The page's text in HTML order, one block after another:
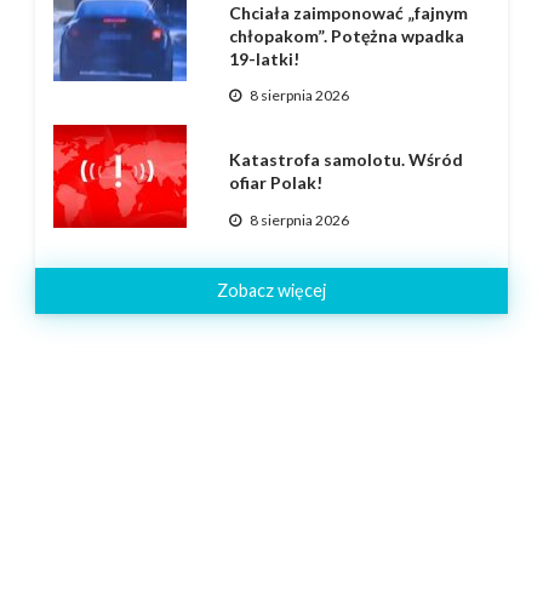
Chciała zaimponować „fajnym
chłopakom”. Potężna wpadka
19-latki!
8 sierpnia 2026
Katastrofa samolotu. Wśród
ofiar Polak!
8 sierpnia 2026
Zobacz więcej